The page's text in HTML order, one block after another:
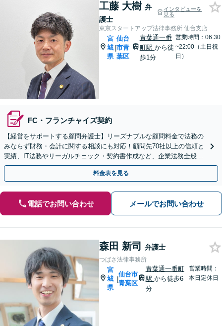
工藤 大樹 弁
護士
インタビューを
見る
東京スタートアップ法律事務所 仙台支店
宮
城
県
|
仙台
市青
葉区
青葉通一番
町駅 から徒
歩1分
営業時間：06:30
~22:00（土日祝
日）
FC・フランチャイズ契約
【経営をサポートする顧問弁護士】リーズナブルな顧問料金で法務の
みならず財務・会計に関する相談にも対応！顧問先70社以上の信頼と
実績、IT法務やリーガルチェック・契約書作成など、企業法務全般に
ついてお気軽にご相談ください。
料金表を見る
電話でお問い合わせ メールでお問い合わせ
森田 新司 弁護士
つばさ法律事務所
宮
城
県
|
仙台市
青葉区
青葉通一番町
駅 から徒歩6
分
営業時間：
本日定休日